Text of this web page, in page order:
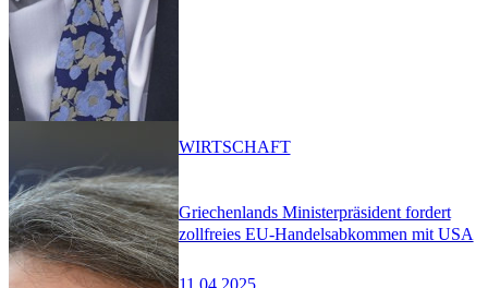
Griechenlands Ministerpräsident fordert
zollfreies EU-Handelsabkommen mit USA
11.04.2025
WIRTSCHAFT